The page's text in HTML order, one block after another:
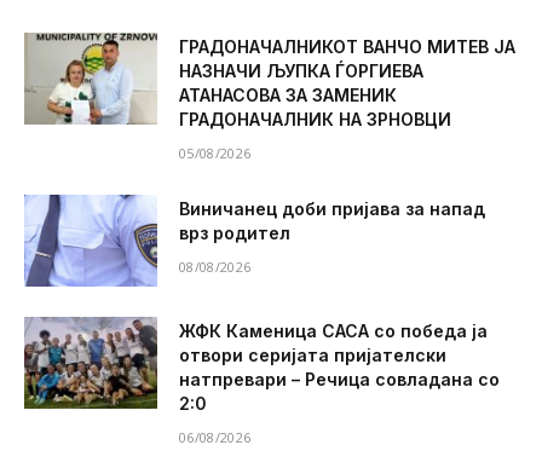
ГРАДОНАЧАЛНИКОТ ВАНЧО МИТЕВ ЈА
НАЗНАЧИ ЉУПКА ЃОРГИЕВА
АТАНАСОВА ЗА ЗАМЕНИК
ГРАДОНАЧАЛНИК НА ЗРНОВЦИ
05/08/2026
Виничанец доби пријава за напад
врз родител
08/08/2026
ЖФК Каменица САСА со победа ја
отвори серијата пријателски
натпревари – Речица совладана со
2:0
06/08/2026